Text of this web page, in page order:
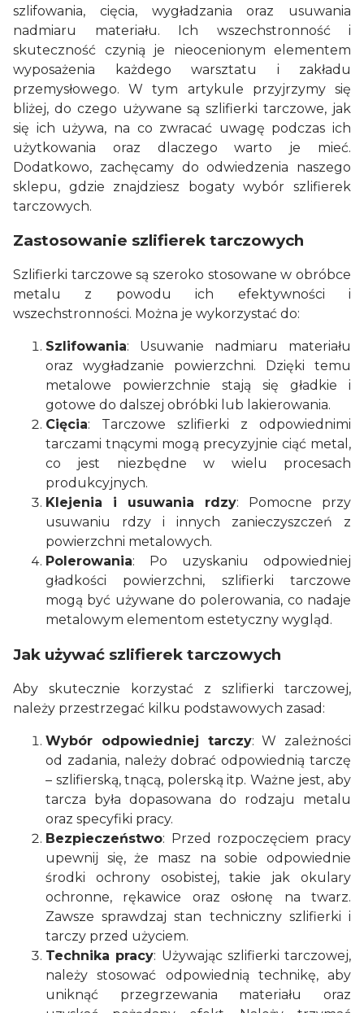
szlifowania, cięcia, wygładzania oraz usuwania
nadmiaru materiału. Ich wszechstronność i
skuteczność czynią je nieocenionym elementem
wyposażenia każdego warsztatu i zakładu
przemysłowego. W tym artykule przyjrzymy się
bliżej, do czego używane są szlifierki tarczowe, jak
się ich używa, na co zwracać uwagę podczas ich
użytkowania oraz dlaczego warto je mieć.
Dodatkowo, zachęcamy do odwiedzenia naszego
sklepu, gdzie znajdziesz bogaty wybór szlifierek
tarczowych.
Zastosowanie szlifierek tarczowych
Szlifierki tarczowe są szeroko stosowane w obróbce
metalu z powodu ich efektywności i
wszechstronności. Można je wykorzystać do:
Szlifowania: Usuwanie nadmiaru materiału
oraz wygładzanie powierzchni. Dzięki temu
metalowe powierzchnie stają się gładkie i
gotowe do dalszej obróbki lub lakierowania.
Cięcia: Tarczowe szlifierki z odpowiednimi
tarczami tnącymi mogą precyzyjnie ciąć metal,
co jest niezbędne w wielu procesach
produkcyjnych.
Klejenia i usuwania rdzy: Pomocne przy
usuwaniu rdzy i innych zanieczyszczeń z
powierzchni metalowych.
Polerowania: Po uzyskaniu odpowiedniej
gładkości powierzchni, szlifierki tarczowe
mogą być używane do polerowania, co nadaje
metalowym elementom estetyczny wygląd.
Jak używać szlifierek tarczowych
Aby skutecznie korzystać z szlifierki tarczowej,
należy przestrzegać kilku podstawowych zasad:
Wybór odpowiedniej tarczy: W zależności
od zadania, należy dobrać odpowiednią tarczę
– szlifierską, tnącą, polerską itp. Ważne jest, aby
tarcza była dopasowana do rodzaju metalu
oraz specyfiki pracy.
Bezpieczeństwo: Przed rozpoczęciem pracy
upewnij się, że masz na sobie odpowiednie
środki ochrony osobistej, takie jak okulary
ochronne, rękawice oraz osłonę na twarz.
Zawsze sprawdzaj stan techniczny szlifierki i
tarczy przed użyciem.
Technika pracy: Używając szlifierki tarczowej,
należy stosować odpowiednią technikę, aby
uniknąć przegrzewania materiału oraz